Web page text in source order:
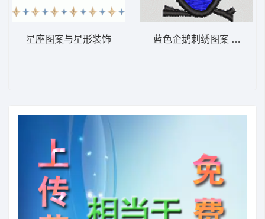
星座图案与星形装饰